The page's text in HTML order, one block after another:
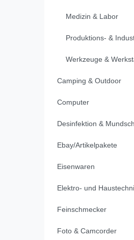
Medizin & Labor
Produktions- &
Werkzeuge &
Camping & Outdoor
Computer
Desinfektion &
Ebay/Artikelpakete
Eisenwaren
Elektro- und
Feinschmecker
Foto & Camcorder